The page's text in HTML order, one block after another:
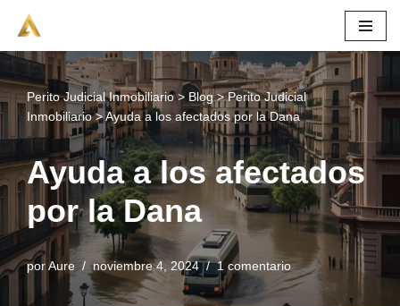
Saltar
contenido
Perito Judicial Inmobiliario> Blog>Perito Judicial
Inmobiliario>Ayuda a los afectados por la Dana
Ayuda a los afectados
por la Dana
por Aure noviembre 4, 2024 1 comentario